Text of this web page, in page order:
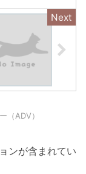
（ADV）
ンが含まれてい